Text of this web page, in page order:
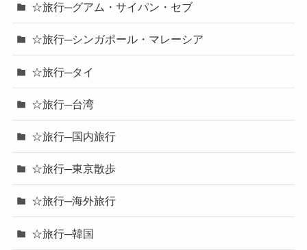
☆旅行─グアム・サイパン・セブ
☆旅行─シンガポール・マレーシア
☆旅行─タイ
☆旅行─台湾
☆旅行─国内旅行
☆旅行─東京散歩
☆旅行─海外旅行
☆旅行─韓国